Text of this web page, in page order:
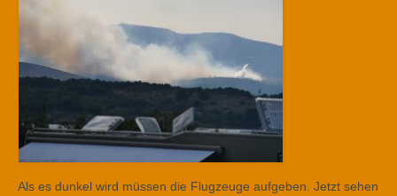
Als es dunkel wird müssen die Flugzeuge aufgeben. Jetzt sehen